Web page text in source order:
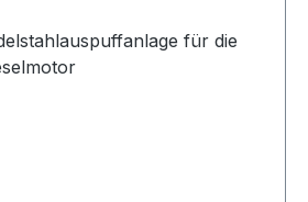
für die